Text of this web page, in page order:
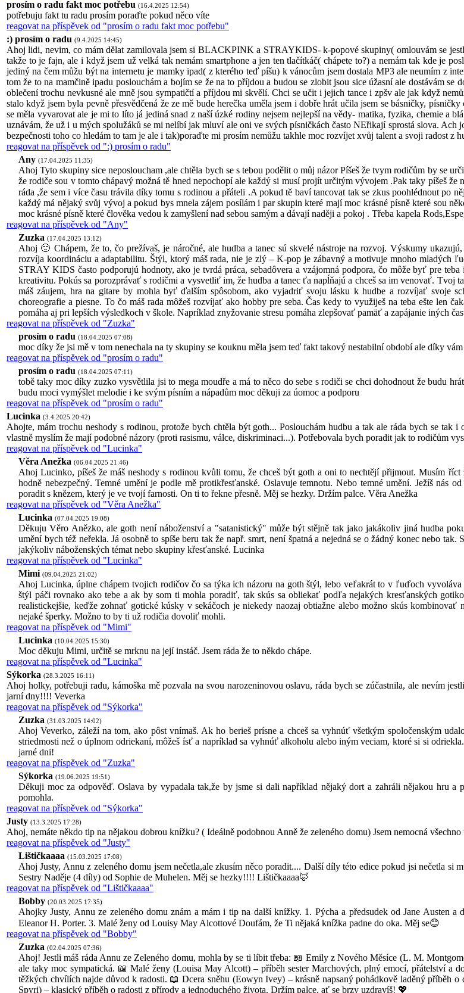
prosím o radu fakt moc potřebu (16.4.2025 12:54)
potřebuju fakt tu radu prosím poraďte pokud něco víte
reagovat na příspěvek od "prosím o radu fakt moc potřebu"
:) prosím o radu (9.4.2025 14:45)
Ahoj lidi, nevim, co mám dělat zamilovala jsem si BLACKPINK a STRAYKIDS- k-popové skupiny( omlouvám se
takže to je fajn, ale i když jsem už velká tak nemám smartphone a jen ten tlačítkáč( chápete to?) a nemám tak kde je
jediný na čem můžu být na internetu je mamky ipad( z kterého teď píšu) k vánocům jsem dostala MP3 ale neumím z
tom že to na mamčině ipadu poslouchám a bojím se že na to příjdou a budou se zlobit jsou sice úžasní ale dostávám
oblečení trochu nevkusné ale mně jsou sympatičtí a příjdou mi skvělí. Chci se učit i jejich tance i zpšv ale jak když
stalo když jsem byla pevně přesvědčená že ze mě bude herečka uměla jsem i dobře hrát učila jsem se básničky,
se měla vyvarovat ale je mi to líto já jediná snad z naší úzké rodiny nejsem nejlepší na vědy- matika, fyzika, chemie a
uznávám, že už i u mých spolužáků se mi nelíbí jak mluví ale oni ve svých písničkách často NEřikají sprostá slova.
bezpečnosti toho co hledám to tam je ale i tak)poraďte mi prosím nemůžu takhle moc rozvíjet xvůj talent a svoji radost
reagovat na příspěvek od ":) prosím o radu"
Any (17.04.2025 11:35)
Ahoj Tyto skupiny sice neposloucham ,ale chtěla bych se s tebou podělit o můj názor Píšeš že tvym rodičům by se
že rodiče sou v tomto chápavý možná tě hned nepochopí ale každý si musí projít určitým vývojem .Pak taky píšeš
ráda ,že sem i více času trávila díky tomu s rodinou a přáteli .A pokud tě baví tancovat tak se zkus poohlédnout po
každý má nějaký svůj vývoj a pokud bys mnela zájem posílám i par skupin které mají moc krásné písně které sou
moc krásné písně které člověka vedou k zamyšlení nad sebou samým a dávají naději a pokoj . Třeba kapela
reagovat na příspěvek od "Any"
Zuzka (17.04.2025 13:12)
Ahoj 🙂 Chápem, že to, čo prežívaš, je náročné, ale hudba a tanec sú skvelé nástroje na rozvoj. Výskumy
rozvíja koordináciu a adaptabilitu. Štýl, ktorý máš rada, nie je zlý – K-pop je zábavný a motivuje mnoho
STRAY KIDS často podporujú hodnoty, ako je tvrdá práca, sebadôvera a vzájomná podpora, čo môže byť pre
kreativitu. Pokús sa porozprávať s rodičmi a vysvetliť im, že hudba a tanec ťa napĺňajú a chceš sa im venovať. Tvoj
máš záujem, hra na gitare by mohla byť ďalším spôsobom, ako vyjadriť svoju lásku k hudbe a rozvíjať svoje
choreografie a piesne. To čo máš rada môžeš rozvíjať ako hobby pre seba. Čas kedy to využiješ na teba ešte len
pomáha aj pri lepších výsledkoch v škole. Napríklad znyžovanie stresu pomáha zlepšovať pamäť a zapájanie iných
reagovat na příspěvek od "Zuzka"
prosím o radu (18.04.2025 07:08)
moc díky že jsi mě v tom nenechala na ty skupiny se kouknu měla jsem teď fakt takový nestabilní období ale díky
reagovat na příspěvek od "prosím o radu"
prosím o radu (18.04.2025 07:11)
tobě taky moc díky zuzko vysvětlila jsi to mega moudře a má to něco do sebe s rodiči se chci dohodnout že budu
budu moci vymýšlet melodie i ke svým písním a nápadům moc děkuji za úomoc a podporu
reagovat na příspěvek od "prosím o radu"
Lucinka (3.4.2025 20:42)
Ahojte, mám trochu neshody s rodinou, protože bych chtěla být goth... Poslouchám hudbu a tak ale ráda bych se
vlastně myslím že mají podobné názory (proti rasismu, válce, diskriminaci...). Potřebovala bych poradit jak to rodičům
reagovat na příspěvek od "Lucinka"
Věra Anežka (06.04.2025 21:46)
Ahoj Lucinko, píšeš že máš neshody s rodinou kvůli tomu, že chceš být goth a oni to nechtějí přijmout. Musím
hodně nebezpečný. Temné umění je podle mě protikřesťanské. Oslavuje temnotu. Nebo temné umění. Ježíš
poradit s knězem, který je ve tvojí farnosti. On ti to řekne přesně. Měj se hezky. Držím palce. Věra Anežka
reagovat na příspěvek od "Věra Anežka"
Lucinka (07.04.2025 19:08)
Děkuju Věro Anězko, ale goth není náboženství a "satanistický" může být stějně tak jako jakákoliv jiná hudba
umění bych též neřekla. Já osobně to spíše beru tak že např. smrt, není špatná a nejedná se o žádný konec nebo
jakýkoliv náboženských témat nebo skupiny křesťanské. Lucinka
reagovat na příspěvek od "Lucinka"
Mimi (09.04.2025 21:02)
Ahoj Lucinka, úplne chápem tvojich rodičov čo sa týka ich názoru na goth štýl, lebo veľakrát to v ľuďoch vyvoláva
štýl páči rovnako ako tebe a ak by som ti mohla poradiť, tak skús sa obliekať podľa nejakých kresťanských
realistickejšie, keďže zohnať gotické kúsky v sekáčoch je niekedy naozaj obtiažne alebo možno skús
nejaké šperky. Možno to by ti už rodičia dovoliť mohli.
reagovat na příspěvek od "Mimi"
Lucinka (10.04.2025 15:30)
Moc děkuju Mimi, určitě se mrknu na její instáč. Jsem ráda že to někdo chápe.
reagovat na příspěvek od "Lucinka"
Sýkorka (28.3.2025 16:11)
Ahoj holky, potřebuji radu, kámoška mě pozvala na svou narozeninovou oslavu, ráda bych se zúčastnila, ale nevím
jarní dny!!!! Veverka
reagovat na příspěvek od "Sýkorka"
Zuzka (31.03.2025 14:02)
Ahoj Veverko, záleží na tom, ako pôst vnímaš. Ak ho berieš prísne a chceš sa vyhnúť všetkým spoločenským
striedmosti než o úplnom odriekaní, môžeš ísť a napríklad sa vyhnúť alkoholu alebo iným veciam, ktoré si si
jarné dni!
reagovat na příspěvek od "Zuzka"
Sýkorka (19.06.2025 19:51)
Děkuji moc za odpověď. Oslava by vypadala tak,že by jsme si dali například nějaký dort a zahráli nějakou hru
pomohla.
reagovat na příspěvek od "Sýkorka"
Justy (13.3.2025 17:28)
Ahoj, nemáte někdo tip na nějakou dobrou knížku? ( Ideálně podobnou Anně že zeleného domu) Jsem nemocná
reagovat na příspěvek od "Justy"
Lištičkaaaa (15.03.2025 17:08)
Ahoj Justy, Annu z zeleného domu jsem nečetla,ale zkusím něco poradit.... Další díly této edice pokud jsi nečetla si
Sestry Naděje (4 díly) od Sophie de Muhelen. Měj se hezky!!!! Lištičkaaaa🦊
reagovat na příspěvek od "Lištičkaaaa"
Bobby (20.03.2025 17:35)
Ahojky Justy, Annu ze zeleného domu znám a mám i tip na další knížky. 1. Pýcha a předsudek od Jane Austen
Eleanor H. Porter. 3. Malé ženy od Louisy May Alcottové Doufám, že Ti nějaká knížka padne do oka. Měj se😊
reagovat na příspěvek od "Bobby"
Zuzka (02.04.2025 07:36)
Ahoj! Jestli máš ráda Annu ze Zeleného domu, mohla by se ti líbit třeba: 📖 Emily z Nového Měsíce (L. M.
ale taky moc sympatická. 📖 Malé ženy (Louisa May Alcott) – příběh sester Marchových, plný emocí, přátelství a
těžkých chvílích najde důvod k radosti. 📖 Dcera sněhu (Eowyn Ivey) – krásně napsaný pohádkově laděný příběh
Spyri) – klasický příběh o radosti z přírody a jednoduchého života. Držím palce, ať se brzy uzdravíš! 💖